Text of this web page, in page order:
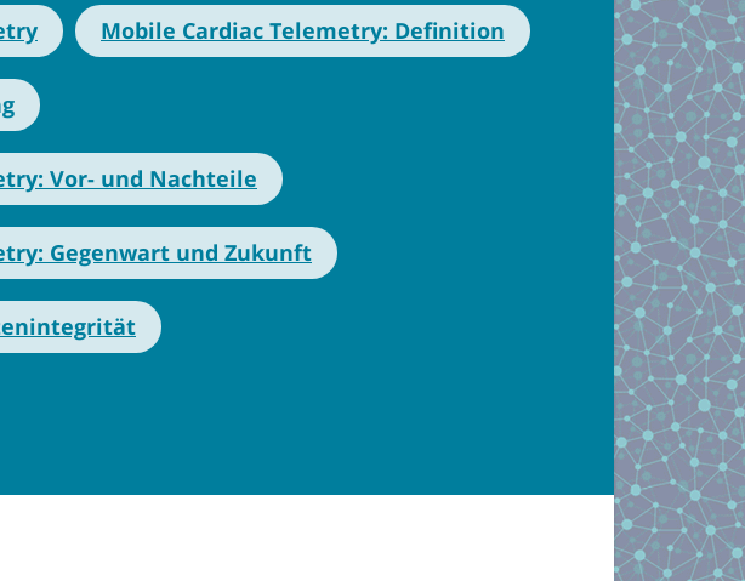
Mobile Cardiac Telemetry: Definition
Vor- und Nachteile
Gegenwart und Zukunft